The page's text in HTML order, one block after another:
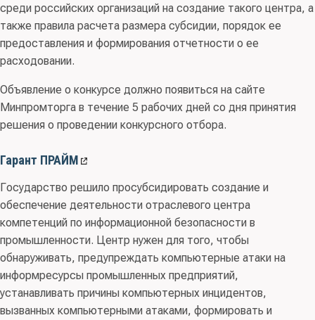
среди российских организаций на создание такого центра, а
также правила расчета размера субсидии, порядок ее
предоставления и формирования отчетности о ее
расходовании.
Объявление о конкурсе должно появиться на сайте
Минпромторга в течение 5 рабочих дней со дня принятия
решения о проведении конкурсного отбора.
Гарант ПРАЙМ
Государство решило просубсидировать создание и
обеспечение деятельности отраслевого центра
компетенций по информационной безопасности в
промышленности. Центр нужен для того, чтобы
обнаруживать, предупреждать компьютерные атаки на
информресурсы промышленных предприятий,
устанавливать причины компьютерных инцидентов,
вызванных компьютерными атаками, формировать и